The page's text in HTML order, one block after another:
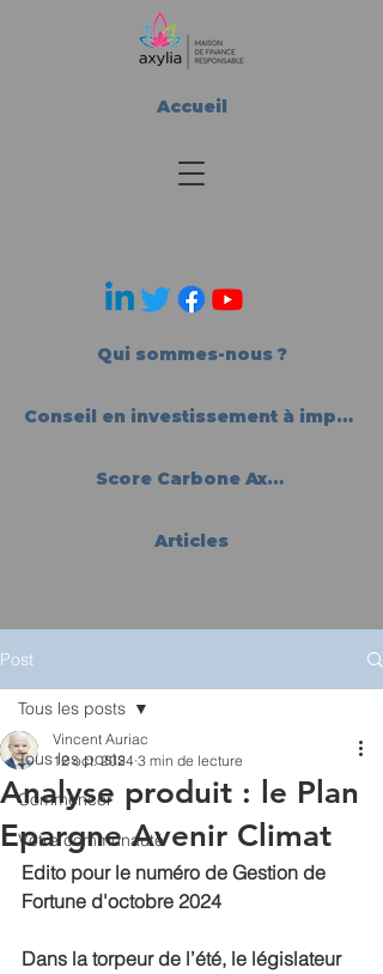
Accueil
Qui sommes-nous ?
Conseil en investissement à impact
Score Carbone Axylia®
Articles
Post
Tous les posts
Commencer
Votre communauté
Tous les posts
Analyse produit : le Plan
Epargne Avenir Climat
Vincent Auriac
12 oct. 2024 3 min de lecture
Edito pour le numéro de Gestion de
Fortune d'octobre 2024
Dans la torpeur de l’été, le législateur